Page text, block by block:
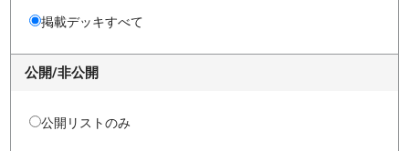
掲載デッキすべて
公開/非公開
公開リストのみ